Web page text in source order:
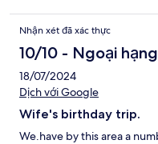
Nhận xét đã xác thực
10/10 - Ngoại hạng
18/07/2024
Dịch với Google
Wife's birthday trip.
We.have by this area a